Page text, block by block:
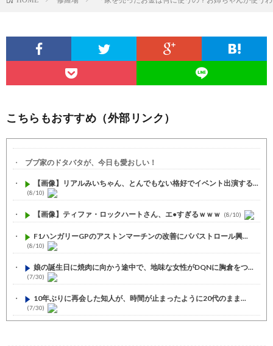
こちらもおすすめ（外部リンク）
ブブ家のドタバタが、今日も愛おしい！
【画像】リアルみいちゃん、とんでもない格好でイベント出演する...
(8/10)
【画像】ティファ・ロックハートさん、エ●すぎるｗｗｗ (8/10)
F1ハンガリーGPのアストンマーチンの改善にパパストロール興...
(8/10)
娘の誕生日に焼肉に向かう途中で、地味な女性がDQNに胸倉をつ...
(7/30)
10年ぶりに再会した知人が、時間が止まったように20代のまま...
(7/30)